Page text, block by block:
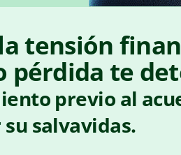
tensión
pérdida te
previo al
su salvavidas.